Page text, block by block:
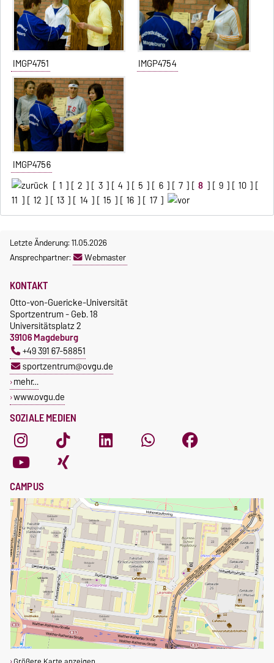
IMGP4751 IMGP4754
IMGP4756
[ 1 ] [ 2 ] [ 3 ] [ 4 ] [ 5 ] [ 6 ] [ 7 ] [ 8 ] [ 9 ] [ 10 ] [
11 ] [ 12 ] [ 13 ] [ 14 ] [ 15 ] [ 16 ] [ 17 ]
Letzte Änderung: 11.05.2026
Ansprechpartner:
Webmaster
SOZIALE MEDIEN
KONTAKT
Otto-von-Guericke-Universität
Sportzentrum - Geb. 18
Universitätsplatz 2
39106 Magdeburg
+49 391 67-58851
sportzentrum@ovgu.de
mehr…
www.ovgu.de
CAMPUS